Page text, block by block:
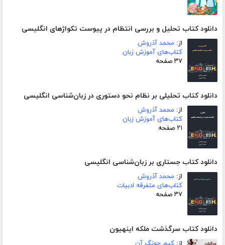
دانلود کتاب تحلیل و بررسی انتظام در پیوست تکواژهای انگلیسی
از: محمد آذروش
کتاب‌های آموزش زبان
۳۷ صفحه
دانلود کتاب تحلیلی بر نظام نحو دستوری در زبان‌شناسی انگلیسی
از: محمد آذروش
کتاب‌های آموزش زبان
۲۱ صفحه
دانلود کتاب جستاری بر زبان‌شناسی انگلیسی
از: محمد آذروش
کتاب‌های متفرقه ادبیات
۳۷ صفحه
دانلود کتاب سرگذشت ملکه اینهیون